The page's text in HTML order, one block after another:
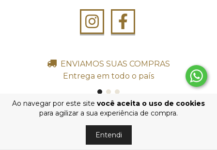
Ao navegar por este site você aceita o uso de cookies
para agilizar a sua experiência de compra.
Entendi
ENVIAMOS SUAS COMPRAS
Entrega em todo o país
e descubra todas as novidades.